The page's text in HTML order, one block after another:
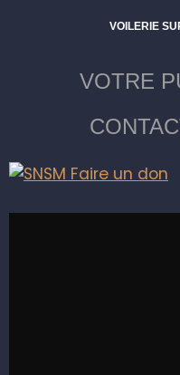
VOILERIE
VOTRE